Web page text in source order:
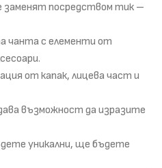
заменят посредством тик –
чанта с елементи от
от капак, лицева част и
възможност да изразите
уникални, ще бъдете